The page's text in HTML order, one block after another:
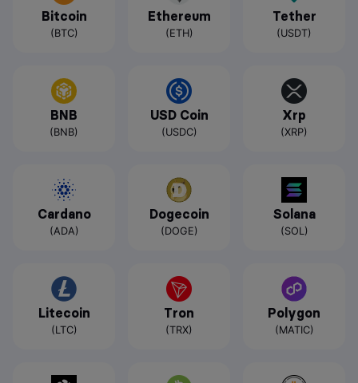
Bitcoin
(BTC)
Ethereum
(ETH)
Tether
(USDT)
BNB
(BNB)
USD Coin
(USDC)
Xrp
(XRP)
Cardano
(ADA)
Dogecoin
(DOGE)
Solana
(SOL)
Litecoin
(LTC)
Tron
(TRX)
Polygon
(MATIC)